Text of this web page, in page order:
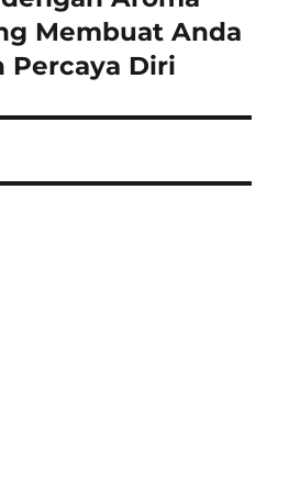
Membuat Anda
Percaya Diri